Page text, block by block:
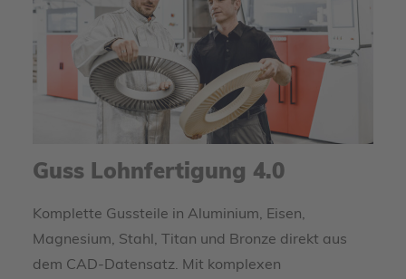
Guss Lohnfertigung 4.0
Komplette Gussteile in Aluminium, Eisen,
Magnesium, Stahl, Titan und Bronze direkt aus
dem CAD-Datensatz. Mit komplexen